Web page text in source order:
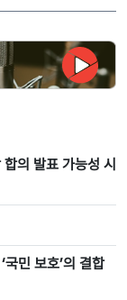
의 발표 가능성 시
국민 보호’의 결합